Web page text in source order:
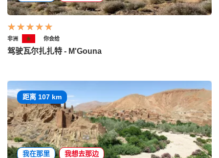
非洲 你会给
驾驶瓦尔扎扎特 - M'Gouna
距离 107 km
我在那里 我想去那边